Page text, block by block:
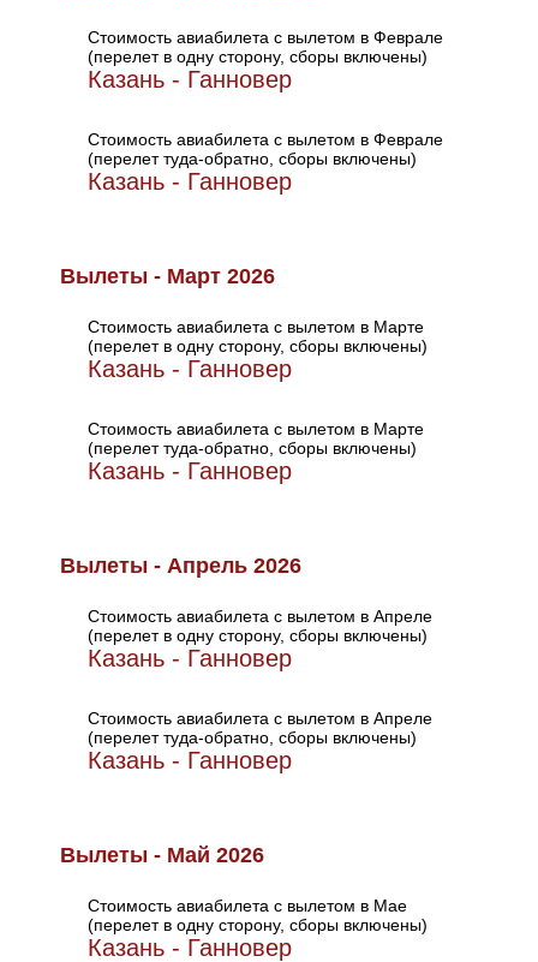
Стоимость авиабилета с вылетом в Феврале
(перелет в одну сторону, сборы включены)
Казань - Ганновер
Стоимость авиабилета с вылетом в Феврале
(перелет туда-обратно, сборы включены)
Казань - Ганновер
Вылеты - Март 2026
Стоимость авиабилета с вылетом в Марте
(перелет в одну сторону, сборы включены)
Казань - Ганновер
Стоимость авиабилета с вылетом в Марте
(перелет туда-обратно, сборы включены)
Казань - Ганновер
Вылеты - Апрель 2026
Стоимость авиабилета с вылетом в Апреле
(перелет в одну сторону, сборы включены)
Казань - Ганновер
Стоимость авиабилета с вылетом в Апреле
(перелет туда-обратно, сборы включены)
Казань - Ганновер
Вылеты - Май 2026
Стоимость авиабилета с вылетом в Мае
(перелет в одну сторону, сборы включены)
Казань - Ганновер